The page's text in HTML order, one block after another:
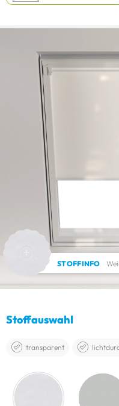
Stoffauswahl
transparent
STOFFINFO